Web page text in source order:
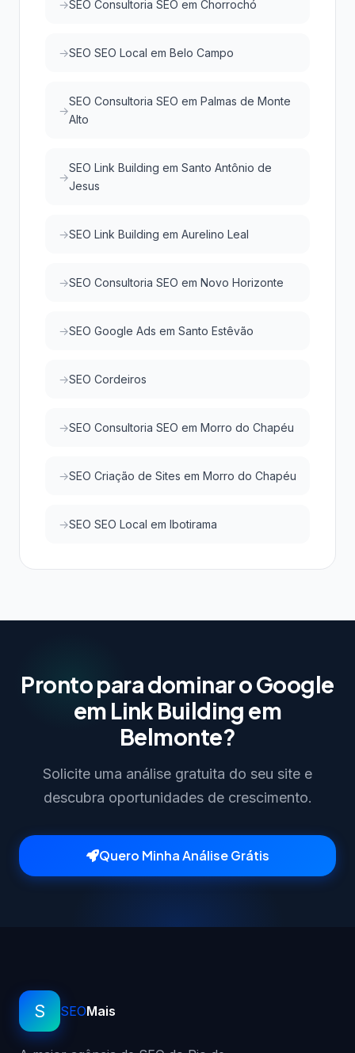
SEO Consultoria SEO em Chorrochó
SEO SEO Local em Belo Campo
SEO Consultoria SEO em Palmas de Monte
Alto
SEO Link Building em Santo Antônio de
Jesus
SEO Link Building em Aurelino Leal
SEO Consultoria SEO em Novo Horizonte
SEO Google Ads em Santo Estêvão
SEO Cordeiros
SEO Consultoria SEO em Morro do Chapéu
SEO Criação de Sites em Morro do Chapéu
SEO SEO Local em Ibotirama
Pronto para dominar o Google
em Link Building em
Belmonte?
Solicite uma análise gratuita do seu site e
descubra oportunidades de crescimento.
Quero Minha Análise Grátis
S SEOMais